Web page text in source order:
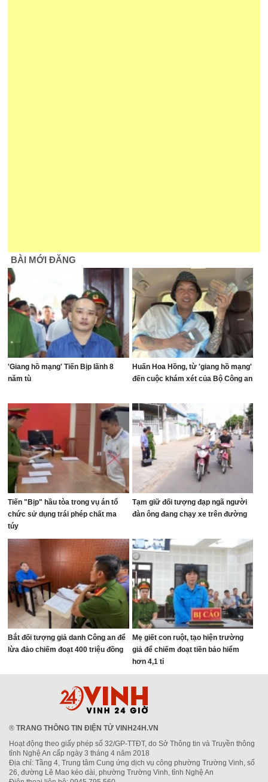
BÀI MỚI ĐĂNG
'Giang hồ mạng' Tiến Bịp lãnh 8
năm tù
Huấn Hoa Hồng, từ 'giang hồ mạng'
đến cuộc khám xét của Bộ Công an
Tiến "Bịp" hầu tòa trong vụ án tổ
chức sử dụng trái phép chất ma
túy
Tạm giữ đối tượng đạp ngã người
đàn ông đang chạy xe trên đường
Bắt đối tượng giả danh Công an để
lừa đảo chiếm đoạt 400 triệu đồng
Mẹ giết con ruột, tạo hiện trường
giả để chiếm đoạt tiền bảo hiểm
hơn 4,1 tỉ
® TRANG THÔNG TIN ĐIỆN TỬ VINH24H.VN
Hoạt động theo giấy phép số 32/GP-TTĐT, do Sở Thông tin và Truyền thông
tỉnh Nghệ An cấp ngày 3 tháng 4 năm 2018
Địa chỉ: Tầng 4, Trung tâm Cung ứng dịch vụ công phường Trường Vinh, số
26, đường Lê Mao kéo dài, phường Trường Vinh, tỉnh Nghệ An